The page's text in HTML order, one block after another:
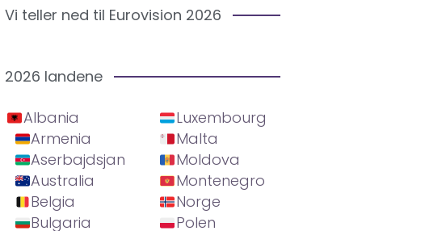
Vi teller ned til Eurovision 2026
2026 landene
Albania
Armenia
Aserbajdsjan
Australia
Belgia
Bulgaria
Luxembourg
Malta
Moldova
Montenegro
Norge
Polen